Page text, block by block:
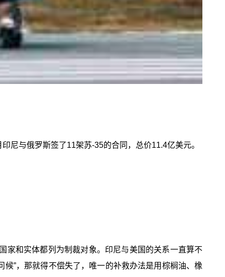
尼与俄罗斯签了11架苏-35的合同，总价11.4亿美元。
家和实体都列为制裁对象。印尼与美国的关系一直算不
”，那就得不偿失了，唯一的补救办法是用棕榈油、橡